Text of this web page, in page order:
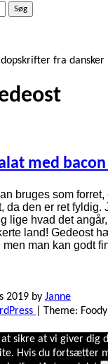
fra dansker
med
bruges som forret,
da den er ret fyldig.
lige hvad det
land! Gedeost
man kan godt
2019 by Janne
Theme:
sikre at vi giver dig
Hvis du fortsætter